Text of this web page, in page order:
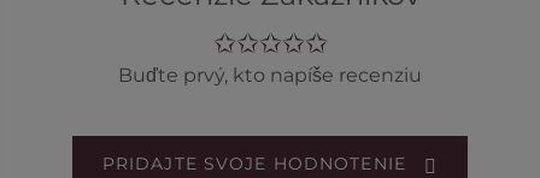
Buďte prvý, kto napíše recenziu
PRIDAJTE SVOJE HODNOTENIE